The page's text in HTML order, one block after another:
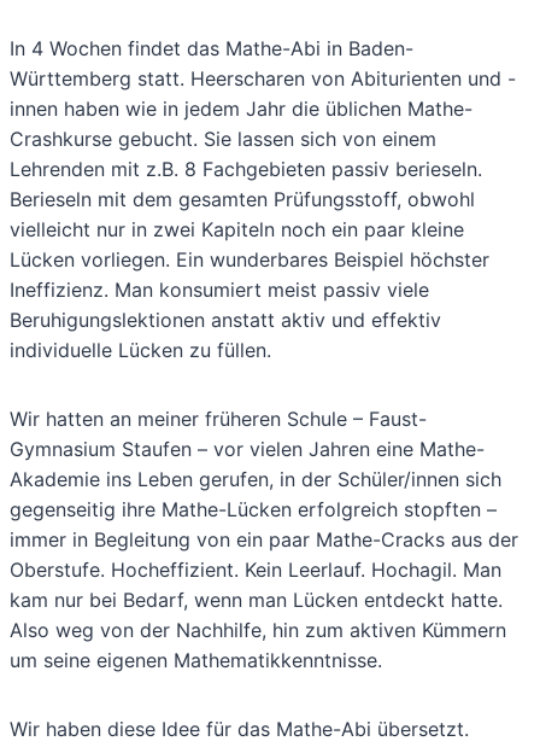
In 4 Wochen findet das Mathe-Abi in Baden-
Württemberg statt. Heerscharen von Abiturienten und -
innen haben wie in jedem Jahr die üblichen Mathe-
Crashkurse gebucht. Sie lassen sich von einem
Lehrenden mit z.B. 8 Fachgebieten passiv berieseln.
Berieseln mit dem gesamten Prüfungsstoff, obwohl
vielleicht nur in zwei Kapiteln noch ein paar kleine
Lücken vorliegen. Ein wunderbares Beispiel höchster
Ineffizienz. Man konsumiert meist passiv viele
Beruhigungslektionen anstatt aktiv und effektiv
individuelle Lücken zu füllen.
Wir hatten an meiner früheren Schule – Faust-
Gymnasium Staufen – vor vielen Jahren eine Mathe-
Akademie ins Leben gerufen, in der Schüler/innen sich
gegenseitig ihre Mathe-Lücken erfolgreich stopften –
immer in Begleitung von ein paar Mathe-Cracks aus der
Oberstufe. Hocheffizient. Kein Leerlauf. Hochagil. Man
kam nur bei Bedarf, wenn man Lücken entdeckt hatte.
Also weg von der Nachhilfe, hin zum aktiven Kümmern
um seine eigenen Mathematikkenntnisse.
Wir haben diese Idee für das Mathe-Abi übersetzt.